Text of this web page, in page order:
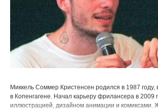
Миккель Соммер Кристенсен родился в 1987 году,
в Копенгагене. Начал карьеру фрилансера в 2009
иллюстрацией, дизайном анимации и комиксами.